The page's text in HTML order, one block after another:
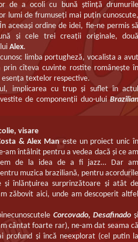
de a ocoli cu bună ştiinţă drumurile
lumi de frumuseţi mai puţin cunoscute,
aceeaşi ordine de idei, fie-ne permis să
şi cele trei creaţii originale, două
Alex.
limba portugheză, vocalista a avut
cîteva cuvinte rostite româneşte în
textelor respective.
implicarea cu trup şi suflet în actul
de componenţii duo-ului Brazilian
visare
& Alex Man este un proiect unic
am întâlnit pentru a vedea dacă şi ce am
de la idea de a fi jazz… Dar am
muzica braziliană, pentru acordurile
şi înlănţuirea surprinzătoare şi atât de
zăbovit aici, unde am descoperit altfel
Corcovado, Desafinado şi
cântat foarte rar), ne-am dat seama că
profund şi încă neexplorat (cel putin la